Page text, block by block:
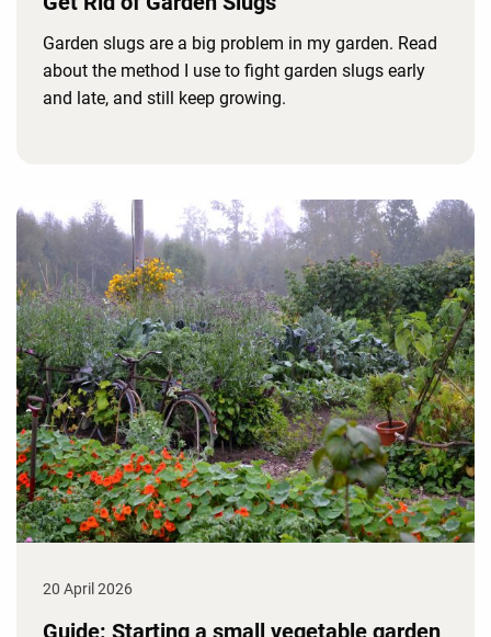
Garden slugs are a big problem in my garden. Read
about the method I use to fight garden slugs early
and late, and still keep growing.
20 April 2026
Guide: Starting a small vegetable garden